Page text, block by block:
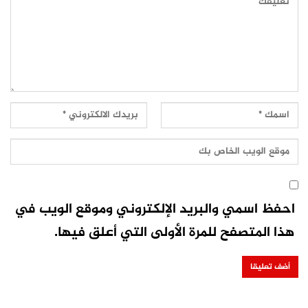
احفظ اسمي والبريد الإلكتروني وموقع الويب في
هذا المتصفح للمرة الأولى التي أعلق فيها.